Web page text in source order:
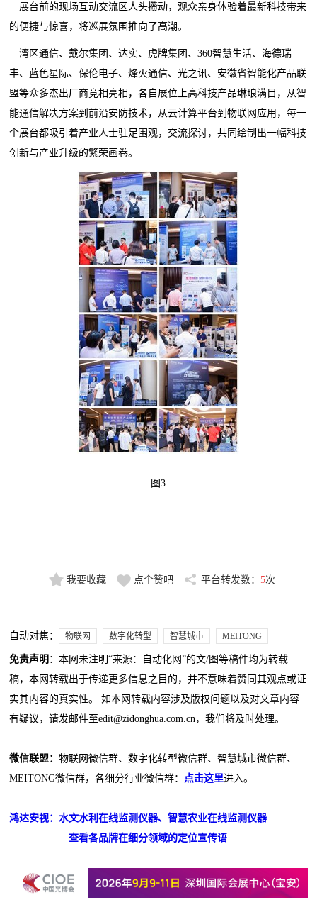
展台前的现场互动交流区人头攒动，观众亲身体验着最新科技带来
的便捷与惊喜，将巡展氛围推向了高潮。
湾区通信、戴尔集团、达实、虎牌集团、360智慧生活、海德瑞
丰、蓝色星际、保伦电子、烽火通信、光之讯、安徽省智能化产品联
盟等众多杰出厂商竞相亮相，各自展位上高科技产品琳琅满目，从智
能通信解决方案到前沿安防技术，从云计算平台到物联网应用，每一
个展台都吸引着产业人士驻足围观，交流探讨，共同绘制出一幅科技
创新与产业升级的繁荣画卷。
图3
我要收藏 点个赞吧 平台转发数： 5次
自动对焦： 物联网 数字化转型 智慧城市 MEITONG
免责声明 ：本网未注明“来源：自动化网”的文/图等稿件均为转载
稿，本网转载出于传递更多信息之目的，并不意味着赞同其观点或证
实其内容的真实性。 如本网转载内容涉及版权问题以及对文章内容
有疑议，请发邮件至edit@zidonghua.com.cn，我们将及时处理。
微信联盟：物联网微信群、数字化转型微信群、智慧城市微信群、
MEITONG微信群，各细分行业微信群：
点击这里进入。
鸿达安视：水文水利在线监测仪器、智慧农业在线监测仪器
查看各品牌在细分领域的定位宣传语